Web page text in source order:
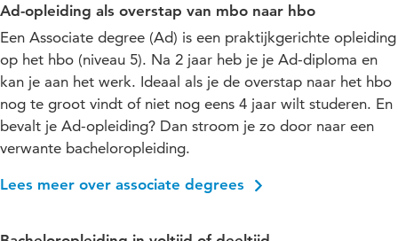
Ad-opleiding als overstap van mbo naar hbo
Een Associate degree (Ad) is een praktijkgerichte opleiding
op het hbo (niveau 5). Na 2 jaar heb je je Ad-diploma en
kan je aan het werk. Ideaal als je de overstap naar het hbo
nog te groot vindt of niet nog eens 4 jaar wilt studeren. En
bevalt je Ad-opleiding? Dan stroom je zo door naar een
verwante bacheloropleiding.
Lees meer over associate degrees